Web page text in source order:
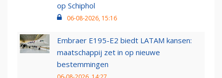
op Schiphol
06-08-2026, 15:16
Embraer E195-E2 biedt LATAM kansen:
maatschappij zet in op nieuwe
bestemmingen